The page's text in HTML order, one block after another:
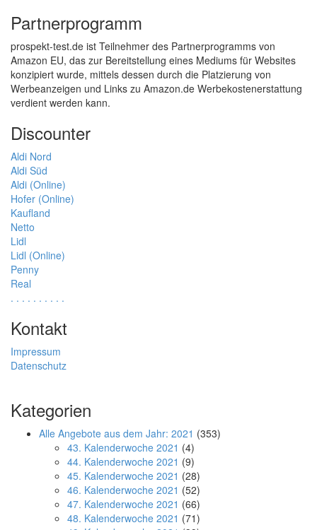
Partnerprogramm
prospekt-test.de ist Teilnehmer des Partnerprogramms von
Amazon EU, das zur Bereitstellung eines Mediums für Websites
konzipiert wurde, mittels dessen durch die Platzierung von
Werbeanzeigen und Links zu Amazon.de Werbekostenerstattung
verdient werden kann.
Discounter
Aldi Nord
Aldi Süd
Aldi (Online)
Hofer (Online)
Kaufland
Netto
Lidl
Lidl (Online)
Penny
Real
. . . . . . . . . .
Kontakt
Impressum
Datenschutz
Kategorien
Alle Angebote aus dem Jahr: 2021 (353)
43. Kalenderwoche 2021 (4)
44. Kalenderwoche 2021 (9)
45. Kalenderwoche 2021 (28)
46. Kalenderwoche 2021 (52)
47. Kalenderwoche 2021 (66)
48. Kalenderwoche 2021 (71)